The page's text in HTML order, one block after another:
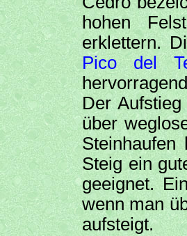
hohen
erklettern.
Pico del
Der
über
Steig ein
geeignet.
wenn man
aufsteigt.